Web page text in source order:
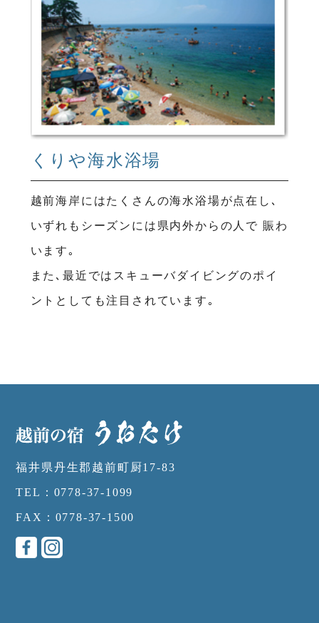
くりや海水浴場
越前海岸にはたくさんの海水浴場が点在し､
いずれもシーズンには県内外からの人で 賑わ
います｡
また､最近ではスキューバダイビングのポイ
ントとしても注目されています｡
福井県丹生郡越前町厨17-83
TEL：0778-37-1099
FAX：0778-37-1500